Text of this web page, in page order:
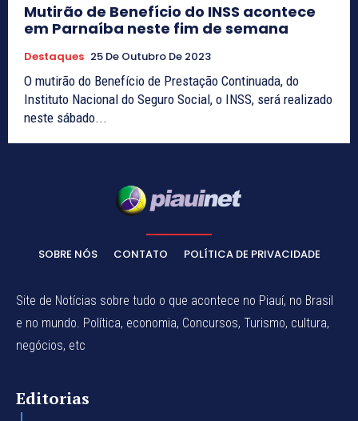
Mutirão de Benefício do INSS acontece
em Parnaíba neste fim de semana
Destaques 25 De Outubro De 2023
O mutirão do Benefício de Prestação Continuada, do
Instituto Nacional do Seguro Social, o INSS, será realizado
neste sábado...
SOBRE NÓS CONTATO POLÍTICA DE PRIVACIDADE
Site de Notícias sobre tudo o que acontece no Piauí, no Brasil
e no mundo. Política, economia, Concursos, Turismo, cultura,
negócios, etc
Editorias